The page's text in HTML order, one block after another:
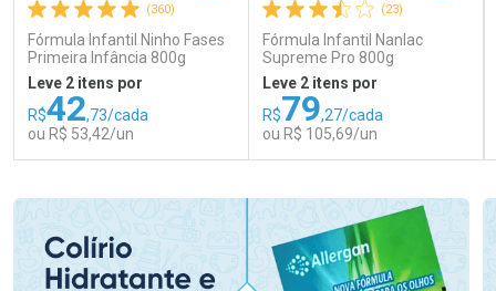
(360)
Fórmula Infantil Ninho Fases
Primeira Infância 800g
Leve 2 itens por
R$42,73/cada
ou R$ 53,42/un
(23)
Fórmula Infantil Nanlac
Supreme Pro 800g
Leve 2 itens por
R$79,27/cada
ou R$ 105,69/un
Laboratório
Por Menos